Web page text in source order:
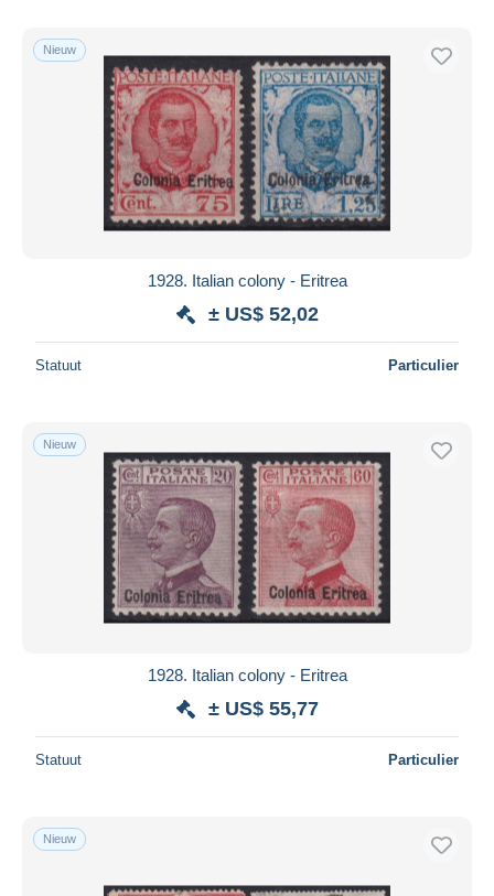
Nieuw
1928. Italian colony - Eritrea
± US$ 52,02
Statuut Particulier
Nieuw
1928. Italian colony - Eritrea
± US$ 55,77
Statuut Particulier
Nieuw